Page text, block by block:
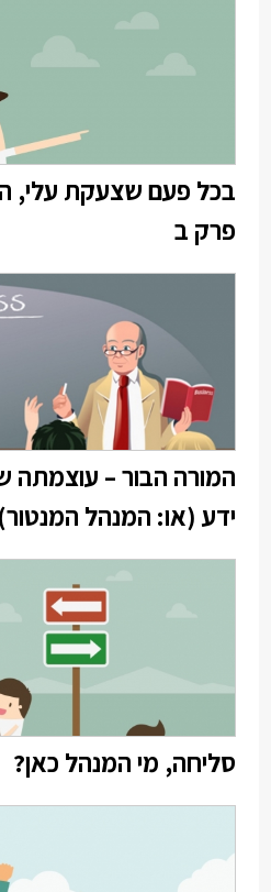
בכל פעם שצעקת עלי,
פרק ב
המורה הבור – עוצמתה
ידע (או: המנהל המנטור)
סליחה, מי המנהל כאן?